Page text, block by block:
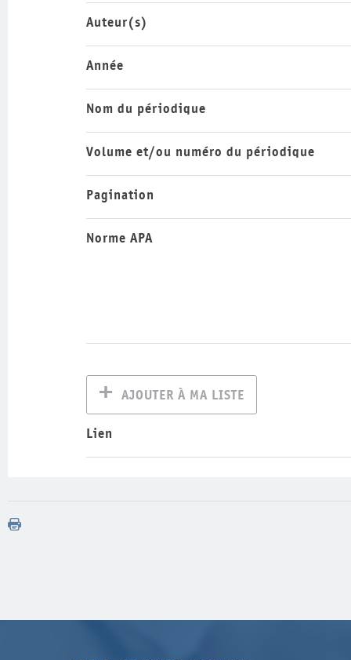
Auteur(s)
Année
Nom du périodique
Volume et/ou numéro du périodique
Pagination
Norme APA
AJOUTER À MA LISTE
Lien